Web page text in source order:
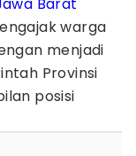
warga
menjadi
Provinsi
posisi